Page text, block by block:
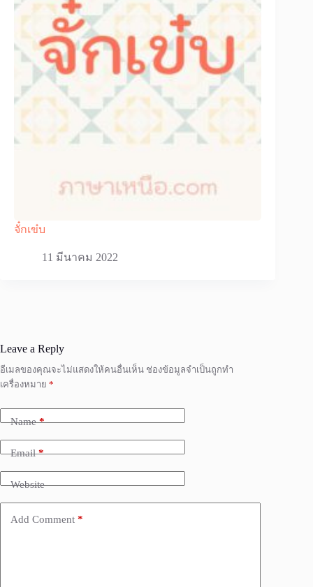
จั๋กเข๋บ
11 มีนาคม 2022
Leave a Reply
อีเมลของคุณจะไม่แสดงให้คนอื่นเห็น ช่องข้อมูลจำเป็นถูกทำ
เครื่องหมาย *
Name*
Email*
Website
Add Comment *